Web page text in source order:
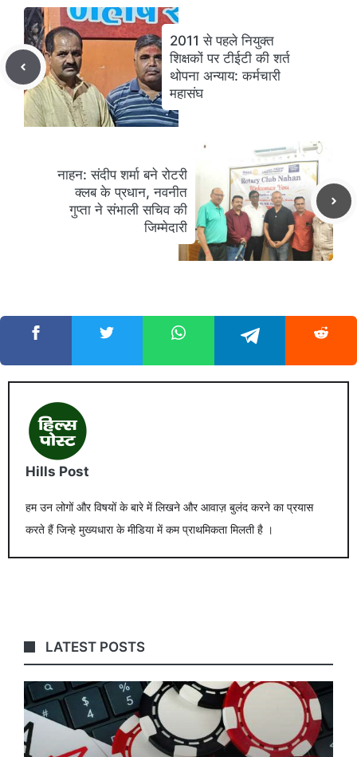
2011 से पहले नियुक्त
शिक्षकों पर टीईटी की शर्त
थोपना अन्याय: कर्मचारी
महासंघ
नाहन: संदीप शर्मा बने रोटरी
क्लब के प्रधान, नवनीत
गुप्ता ने संभाली सचिव की
जिम्मेदारी
Hills Post
हम उन लोगों और विषयों के बारे में लिखने और आवाज़ बुलंद करने का प्रयास
करते हैं जिन्हे मुख्यधारा के मीडिया में कम प्राथमिकता मिलती है ।
LATEST POSTS